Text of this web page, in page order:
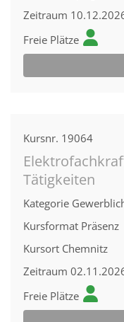
Zeitraum
Freie Plätze
Kursnr. 19064
Tätigkeiten
Kategorie
Kursformat Präsenz
Kursort Chemnitz
Zeitraum
Freie Plätze